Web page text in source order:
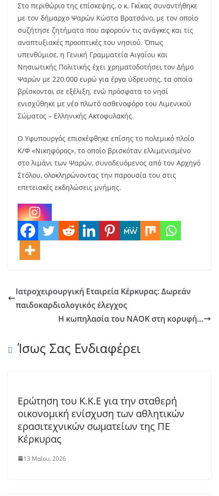
Στο περιθώριο της επίσκεψης, ο κ. Γκίκας συναντήθηκε
με τον δήμαρχο Ψαρών Κώστα Βρατσάνο, με τον οποίο
συζήτησε ζητήματα που αφορούν τις ανάγκες και τις
αναπτυξιακές προοπτικές του νησιού. Όπως
υπενθύμισε, η Γενική Γραμματεία Αιγαίου και
Νησιωτικής Πολιτικής έχει χρηματοδοτήσει τον Δήμο
Ψαρών με 220.000 ευρώ για έργα ύδρευσης, τα οποία
βρίσκονται σε εξέλιξη, ενώ πρόσφατα το νησί
ενισχύθηκε με νέο πλωτό ασθενοφόρο του Λιμενικού
Σώματος – Ελληνικής Ακτοφυλακής.
Ο Υφυπουργός επισκέφθηκε επίσης το πολεμικό πλοίο
Κ/Φ «Νικηφόρος», το οποίο βρισκόταν ελλιμενισμένο
στο λιμάνι των Ψαρών, συνοδευόμενος από τον Αρχηγό
Στόλου, ολοκληρώνοντας την παρουσία του στις
επετειακές εκδηλώσεις μνήμης.
Ιατροχειρουργική Εταιρεία Κέρκυρας: Δωρεάν
παιδοκαρδιολογικός έλεγχος
Η κωπηλασία του ΝΑΟΚ στη κορυφή…
Ίσως Σας Ενδιαφέρει
Ερώτηση του Κ.Κ.Ε για την σταθερή
οικονομική ενίσχυση των αθλητικών
ερασιτεχνικών σωματείων της ΠΕ
Κέρκυρας
13 Μαΐου, 2026